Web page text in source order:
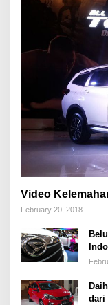
Video
February 20, 2018
dari